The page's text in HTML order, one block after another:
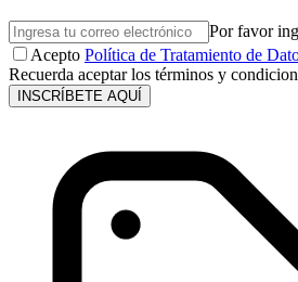
Por favor
Acepto Política de Tratamiento de
Recuerda aceptar los términos y
INSCRÍBETE AQUÍ